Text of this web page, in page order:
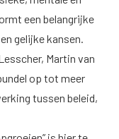
een belangrijke
gelijke kansen.
Martin van
op tot meer
tussen beleid,